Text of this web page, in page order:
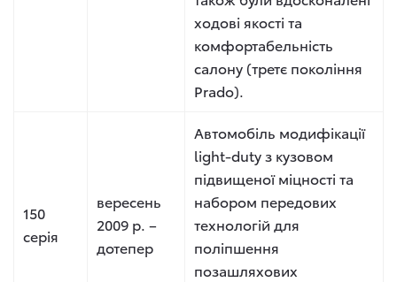
ходові якості та
комфортабельність
салону (третє покоління
Prado).
150
серія
вересень
2009 р. –
дотепер
Автомобіль модифікації
light-duty з кузовом
підвищеної міцності та
набором передових
технологій для
поліпшення
позашляхових